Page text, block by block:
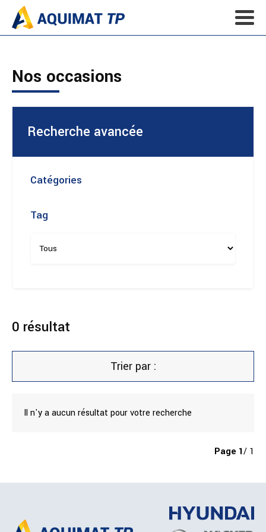
Nos occasions
Recherche avancée
Catégories
Tag
0 résultat
Trier par :
Il n'y a aucun résultat pour votre recherche
Page 1/ 1